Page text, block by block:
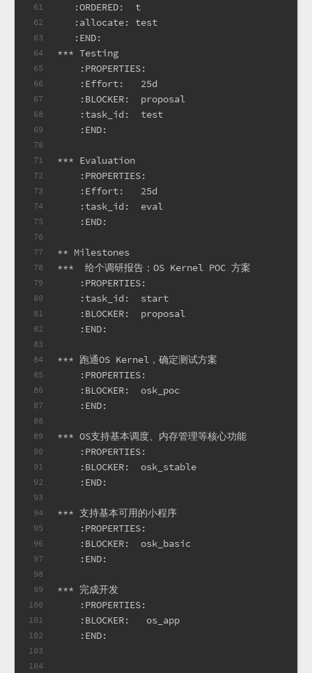
61
62
63
64
65
66
67
68
69
70
71
72
73
74
75
76
77
78
79
80
81
82
83
84
85
86
87
88
89
90
91
92
93
94
95
96
97
98
99
100
101
102
103
104
   :ORDERED:  t
   :allocate: test
   :END:
*** Testing
    :PROPERTIES:
    :Effort:   25d
    :BLOCKER:  proposal
    :task_id:  test
    :END:
*** Evaluation
    :PROPERTIES:
    :Effort:   25d
    :task_id:  eval
    :END:
** Milestones
***  给个调研报告；OS Kernel POC 方案
    :PROPERTIES:
    :task_id:  start
    :BLOCKER:  proposal
    :END:
*** 跑通OS Kernel，确定测试方案
    :PROPERTIES:
    :BLOCKER:  osk_poc
    :END:
*** OS支持基本调度、内存管理等核心功能
    :PROPERTIES:
    :BLOCKER:  osk_stable
    :END:
*** 支持基本可用的小程序
    :PROPERTIES:
    :BLOCKER:  osk_basic
    :END:
*** 完成开发
    :PROPERTIES:
    :BLOCKER:   os_app
    :END: